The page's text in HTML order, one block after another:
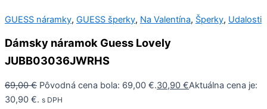
GUESS náramky, GUESS šperky, Na Valentína, Šperky, Udalosti
Dámsky náramok Guess Lovely
JUBB03036JWRHS
69,00€ Pôvodná cena bola: 69,00 €.30,90 €Aktuálna cena je:
30,90 €. s DPH